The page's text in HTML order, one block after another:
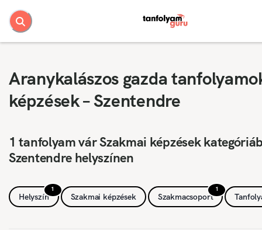
Aranykalászos gazda
képzések – Szentendre
1 tanfolyam vár Szakmai képzések
Szentendre helyszínen
1
Helyszín Szakmai képzések
1
Szakmacsoport